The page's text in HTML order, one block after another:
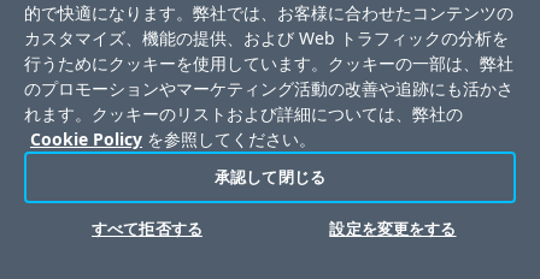
ホワイトペーパー
ITインフラストラクチャ監視 バイヤーズガイド
的で快適になります。弊社では、お客様に合わせたコンテンツの
カスタマイズ、機能の提供、および Web トラフィックの分析を
行うためにクッキーを使用しています。クッキーの一部は、弊社
のプロモーションやマーケティング活動の改善や追跡にも活かさ
れます。クッキーのリストおよび詳細については、弊社の
Cookie Policy を参照してください。
設定を変更をする
すべて拒否する
承認して閉じる